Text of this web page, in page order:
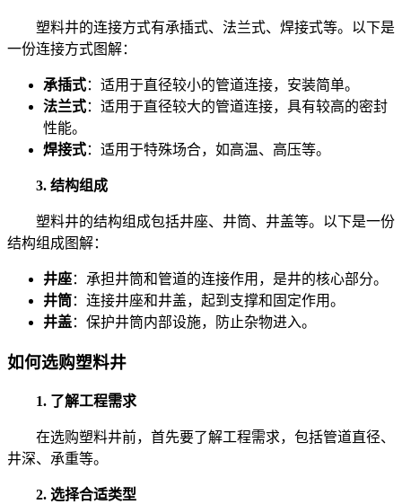
塑料井的连接方式有承插式、法兰式、焊接式等。以下是
一份连接方式图解：
承插式：适用于直径较小的管道连接，安装简单。
法兰式：适用于直径较大的管道连接，具有较高的密封
性能。
焊接式：适用于特殊场合，如高温、高压等。
3. 结构组成
塑料井的结构组成包括井座、井筒、井盖等。以下是一份
结构组成图解：
井座：承担井筒和管道的连接作用，是井的核心部分。
井筒：连接井座和井盖，起到支撑和固定作用。
井盖：保护井筒内部设施，防止杂物进入。
如何选购塑料井
1. 了解工程需求
在选购塑料井前，首先要了解工程需求，包括管道直径、
井深、承重等。
2. 选择合适类型